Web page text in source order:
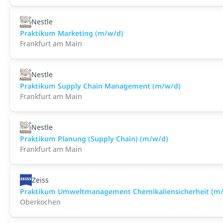
Nestle
Praktikum Marketing (m/w/d)
Frankfurt am Main
Nestle
Praktikum Supply Chain Management (m/w/d)
Frankfurt am Main
Nestle
Praktikum Planung (Supply Chain) (m/w/d)
Frankfurt am Main
Zeiss
Praktikum Umweltmanagement Chemikaliensicherheit
Oberkochen